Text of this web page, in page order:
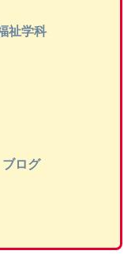
祉学科
ログ